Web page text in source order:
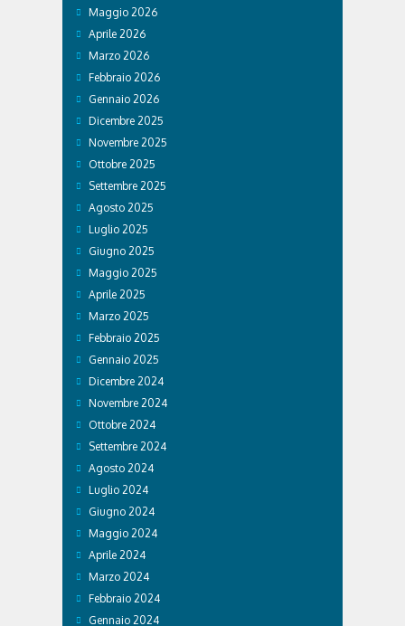
Maggio 2026
Aprile 2026
Marzo 2026
Febbraio 2026
Gennaio 2026
Dicembre 2025
Novembre 2025
Ottobre 2025
Settembre 2025
Agosto 2025
Luglio 2025
Giugno 2025
Maggio 2025
Aprile 2025
Marzo 2025
Febbraio 2025
Gennaio 2025
Dicembre 2024
Novembre 2024
Ottobre 2024
Settembre 2024
Agosto 2024
Luglio 2024
Giugno 2024
Maggio 2024
Aprile 2024
Marzo 2024
Febbraio 2024
Gennaio 2024